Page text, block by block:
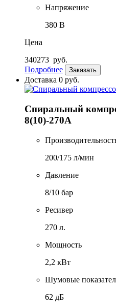
Напряжение
380 В
Цена
340273 руб.
Подробнее
Заказать
Доставка 0 руб.
Спиральный
8(10)-270А
200/175 л/мин
Давление
8/10 бар
Ресивер
270 л.
Мощность
2,2 кВт
Шумовые
62 дБ